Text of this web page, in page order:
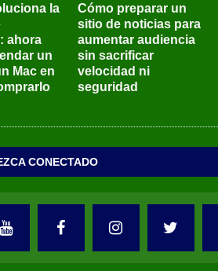
la
ahora
un
Mac en
Cómo preparar un
sitio de noticias para
aumentar audiencia
sin sacrificar
velocidad ni
seguridad
CONECTADO